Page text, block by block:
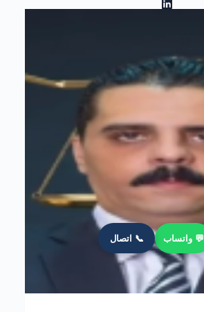
💬 واتساب 📞 اتصال